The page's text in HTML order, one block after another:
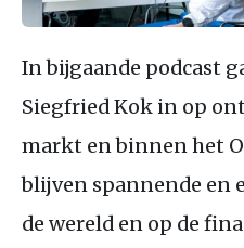
In bijgaande podcast
Siegfried Kok in op
markt en binnen het
blijven spannende en
de wereld en op de